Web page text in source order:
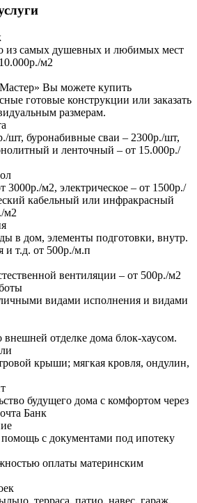
из самых душевных и любимых мест
м2
Вы можете купить
готовые конструкции или заказать
размерам.
шт, буронабивные сваи – 2300р./шт,
и ленточный – от 15.000р./
3000р./м2, электрическое – от 1500р./
кабельный или инфракрасный
м2
в дом, элементы подготовки, внутр.
и т.д. от 500р./м.п
вентиляции – от 500р./м2
видами исполнения и видами
отделке дома блок-хаусом.
крыши; мягкая кровля, ондулин,
будущего дома с комфортом через
Банк
помощь с документами под ипотеку
оплаты материнским
терраса, патио, навес, гараж,